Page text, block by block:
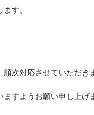
す。
次対応させていただき
すようお願い申し上げ